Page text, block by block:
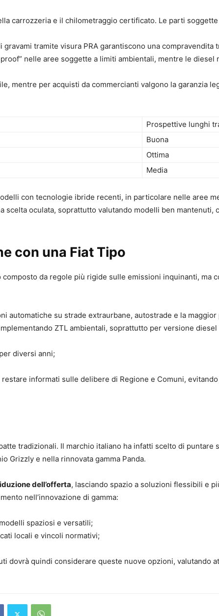
carrozzeria e il chilometraggio certificato. Le parti
tramite visura PRA garantiscono una compravendita
nelle aree soggette a limiti ambientali, mentre le
mentre per acquisti da commercianti valgono la garanzia
Prospettive lunghi
Buona
Ottima
Media
con tecnologie ibride recenti, in particolare nelle aree
oculata, soprattutto valutando modelli ben mantenuti,
con una Fiat Tipo
da regole più rigide sulle emissioni inquinanti,
automatiche su strade extraurbane, autostrade e la
ZTL ambientali, soprattutto per versione
diversi anni;
informati sulle delibere di Regione e Comuni,
tradizionali. Il marchio italiano ha infatti scelto di puntare
Grizzly e nella rinnovata gamma Panda.
dell’offerta, lasciando spazio a soluzioni flessibili e
nell’innovazione di gamma:
spaziosi e versatili;
locali e vincoli normativi;
dovrà quindi considerare queste nuove opzioni, valutando